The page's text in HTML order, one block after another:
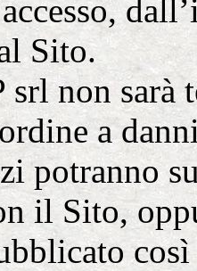
Sito.
srl non sarà
a
potranno
il Sito,